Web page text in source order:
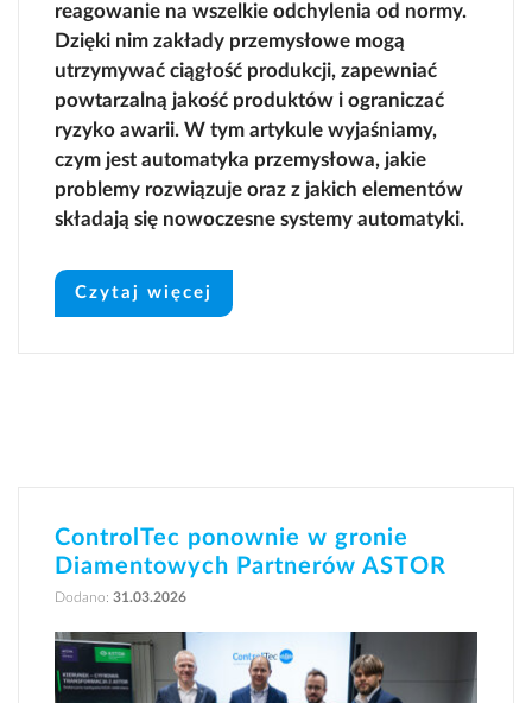
reagowanie na wszelkie odchylenia od normy.
Dzięki nim zakłady przemysłowe mogą
utrzymywać ciągłość produkcji, zapewniać
powtarzalną jakość produktów i ograniczać
ryzyko awarii. W tym artykule wyjaśniamy,
czym jest automatyka przemysłowa, jakie
problemy rozwiązuje oraz z jakich elementów
składają się nowoczesne systemy automatyki.
Czytaj więcej
ControlTec ponownie w gronie
Diamentowych Partnerów ASTOR
Dodano: 31.03.2026